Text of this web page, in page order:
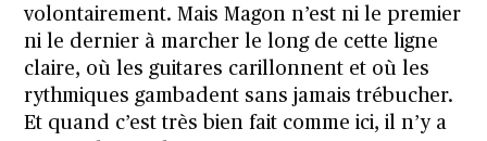
volontairement. Mais Magon n’est ni le premier
ni le dernier à marcher le long de cette ligne
claire, où les guitares carillonnent et où les
rythmiques gambadent sans jamais trébucher.
Et quand c’est très bien fait comme ici, il n’y a